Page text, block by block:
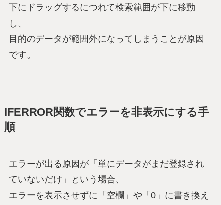
下にドラッグするにつれて検索範囲が下に移動
し、
目的のデータが範囲外になってしまうことが原因
です。
IFERROR関数でエラーを非表示にする手
順
エラーが出る原因が「単にデータがまだ登録され
ていないだけ」という場合、
エラーを表示させずに「空欄」や「0」に書き換え